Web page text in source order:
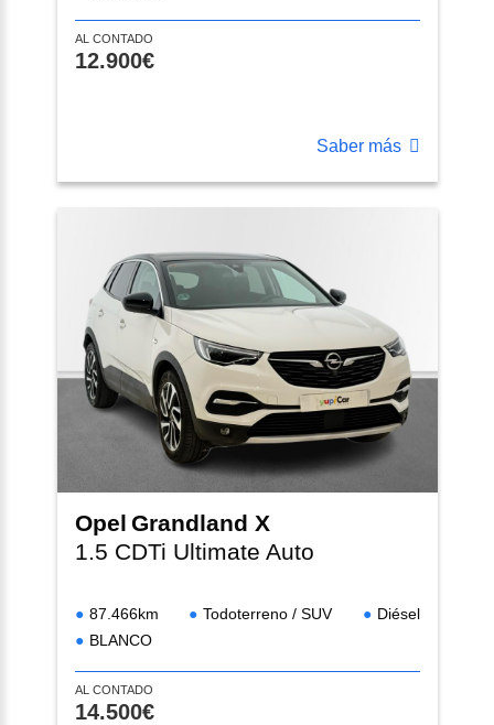
AL CONTADO
12.900€
Saber más
Opel Grandland X
1.5 CDTi Ultimate Auto
87.466km Todoterreno / SUV
Diésel
BLANCO
AL CONTADO
14.500€